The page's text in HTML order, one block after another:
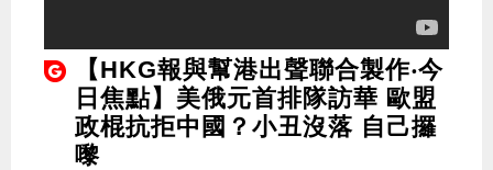
【HKG報與幫港出聲聯合製作‧今
日焦點】美俄元首排隊訪華 歐盟
政棍抗拒中國？小丑沒落 自己攞
嚟